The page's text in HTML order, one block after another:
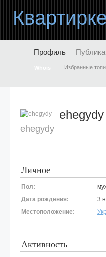
Профиль
Избранные
ehegydy
ehegydy
Личное
Пол:
Дата рождения:
3
Местоположение:
Активность